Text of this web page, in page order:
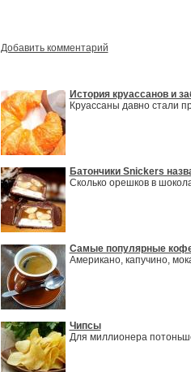
Добавить комментарий
История круассанов и
Круассаны давно стали
Батончики Snickers
Сколько орешков в
Самые популярные
Американо, капучино,
Чипсы
Для миллионера